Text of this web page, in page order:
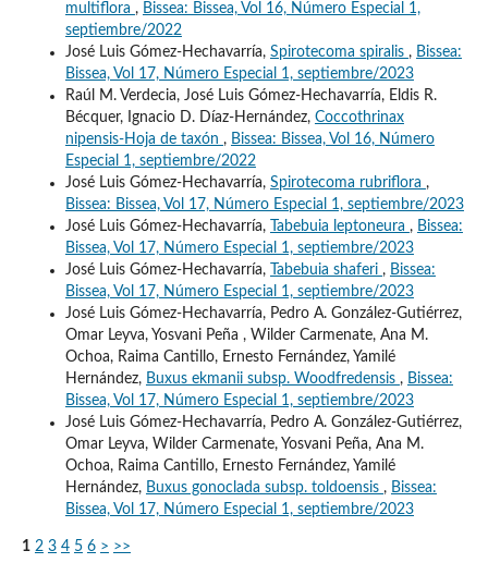
multiflora , Bissea: Bissea, Vol 16, Número Especial 1,
septiembre/2022
José Luis Gómez-Hechavarría, Spirotecoma spiralis , Bissea:
Bissea, Vol 17, Número Especial 1, septiembre/2023
Raúl M. Verdecia, José Luis Gómez-Hechavarría, Eldis R.
Bécquer, Ignacio D. Díaz-Hernández, Coccothrinax
nipensis-Hoja de taxón , Bissea: Bissea, Vol 16, Número
Especial 1, septiembre/2022
José Luis Gómez-Hechavarría, Spirotecoma rubriflora ,
Bissea: Bissea, Vol 17, Número Especial 1, septiembre/2023
José Luis Gómez-Hechavarría,
Tabebuia leptoneura , Bissea:
Bissea, Vol 17, Número Especial 1, septiembre/2023
José Luis Gómez-Hechavarría,
Tabebuia shaferi , Bissea:
Bissea, Vol 17, Número Especial 1, septiembre/2023
José Luis Gómez-Hechavarría, Pedro A. González-Gutiérrez,
Omar Leyva, Yosvani Peña , Wilder Carmenate, Ana M.
Ochoa, Raima Cantillo, Ernesto Fernández, Yamilé
Hernández, Buxus ekmanii subsp. Woodfredensis , Bissea:
Bissea, Vol 17, Número Especial 1, septiembre/2023
José Luis Gómez-Hechavarría, Pedro A. González-Gutiérrez,
Omar Leyva, Wilder Carmenate, Yosvani Peña, Ana M.
Ochoa, Raima Cantillo, Ernesto Fernández, Yamilé
Hernández, Buxus gonoclada subsp. toldoensis , Bissea:
Bissea, Vol 17, Número Especial 1, septiembre/2023
1 2 3 4 5 6 > >>